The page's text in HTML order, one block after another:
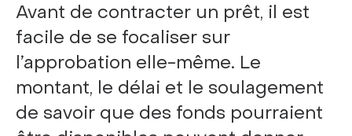
Avant de contracter un prêt, il est
facile de se focaliser sur
l’approbation elle-même. Le
montant, le délai et le soulagement
de savoir que des fonds pourraient